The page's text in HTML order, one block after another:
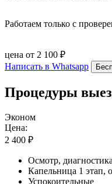
Работаем только с
цена от 2 100 ₽
Написать в Whatsapp
Процедуры
Эконом
Цена:
2 400 ₽
Осмотр,
Капельница 1 этап,
Успокоительные